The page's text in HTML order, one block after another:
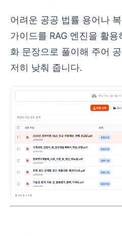
어려운 공공 법률 용어나
가이드를 RAG 엔진을 활
화 문장으로 풀이해 주어
저히 낮춰 줍니다.